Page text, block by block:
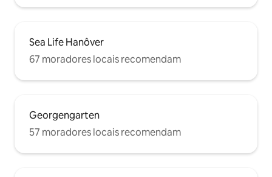
Sea Life Hanôver
67 moradores locais recomendam
Georgengarten
57 moradores locais recomendam